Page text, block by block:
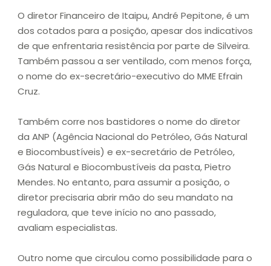
O diretor Financeiro de Itaipu, André Pepitone, é um
dos cotados para a posição, apesar dos indicativos
de que enfrentaria resistência por parte de Silveira.
Também passou a ser ventilado, com menos força,
o nome do ex-secretário-executivo do MME Efrain
Cruz.
Também corre nos bastidores o nome do diretor
da ANP (Agência Nacional do Petróleo, Gás Natural
e Biocombustíveis) e ex-secretário de Petróleo,
Gás Natural e Biocombustíveis da pasta, Pietro
Mendes. No entanto, para assumir a posição, o
diretor precisaria abrir mão do seu mandato na
reguladora, que teve início no ano passado,
avaliam especialistas.
Outro nome que circulou como possibilidade para o